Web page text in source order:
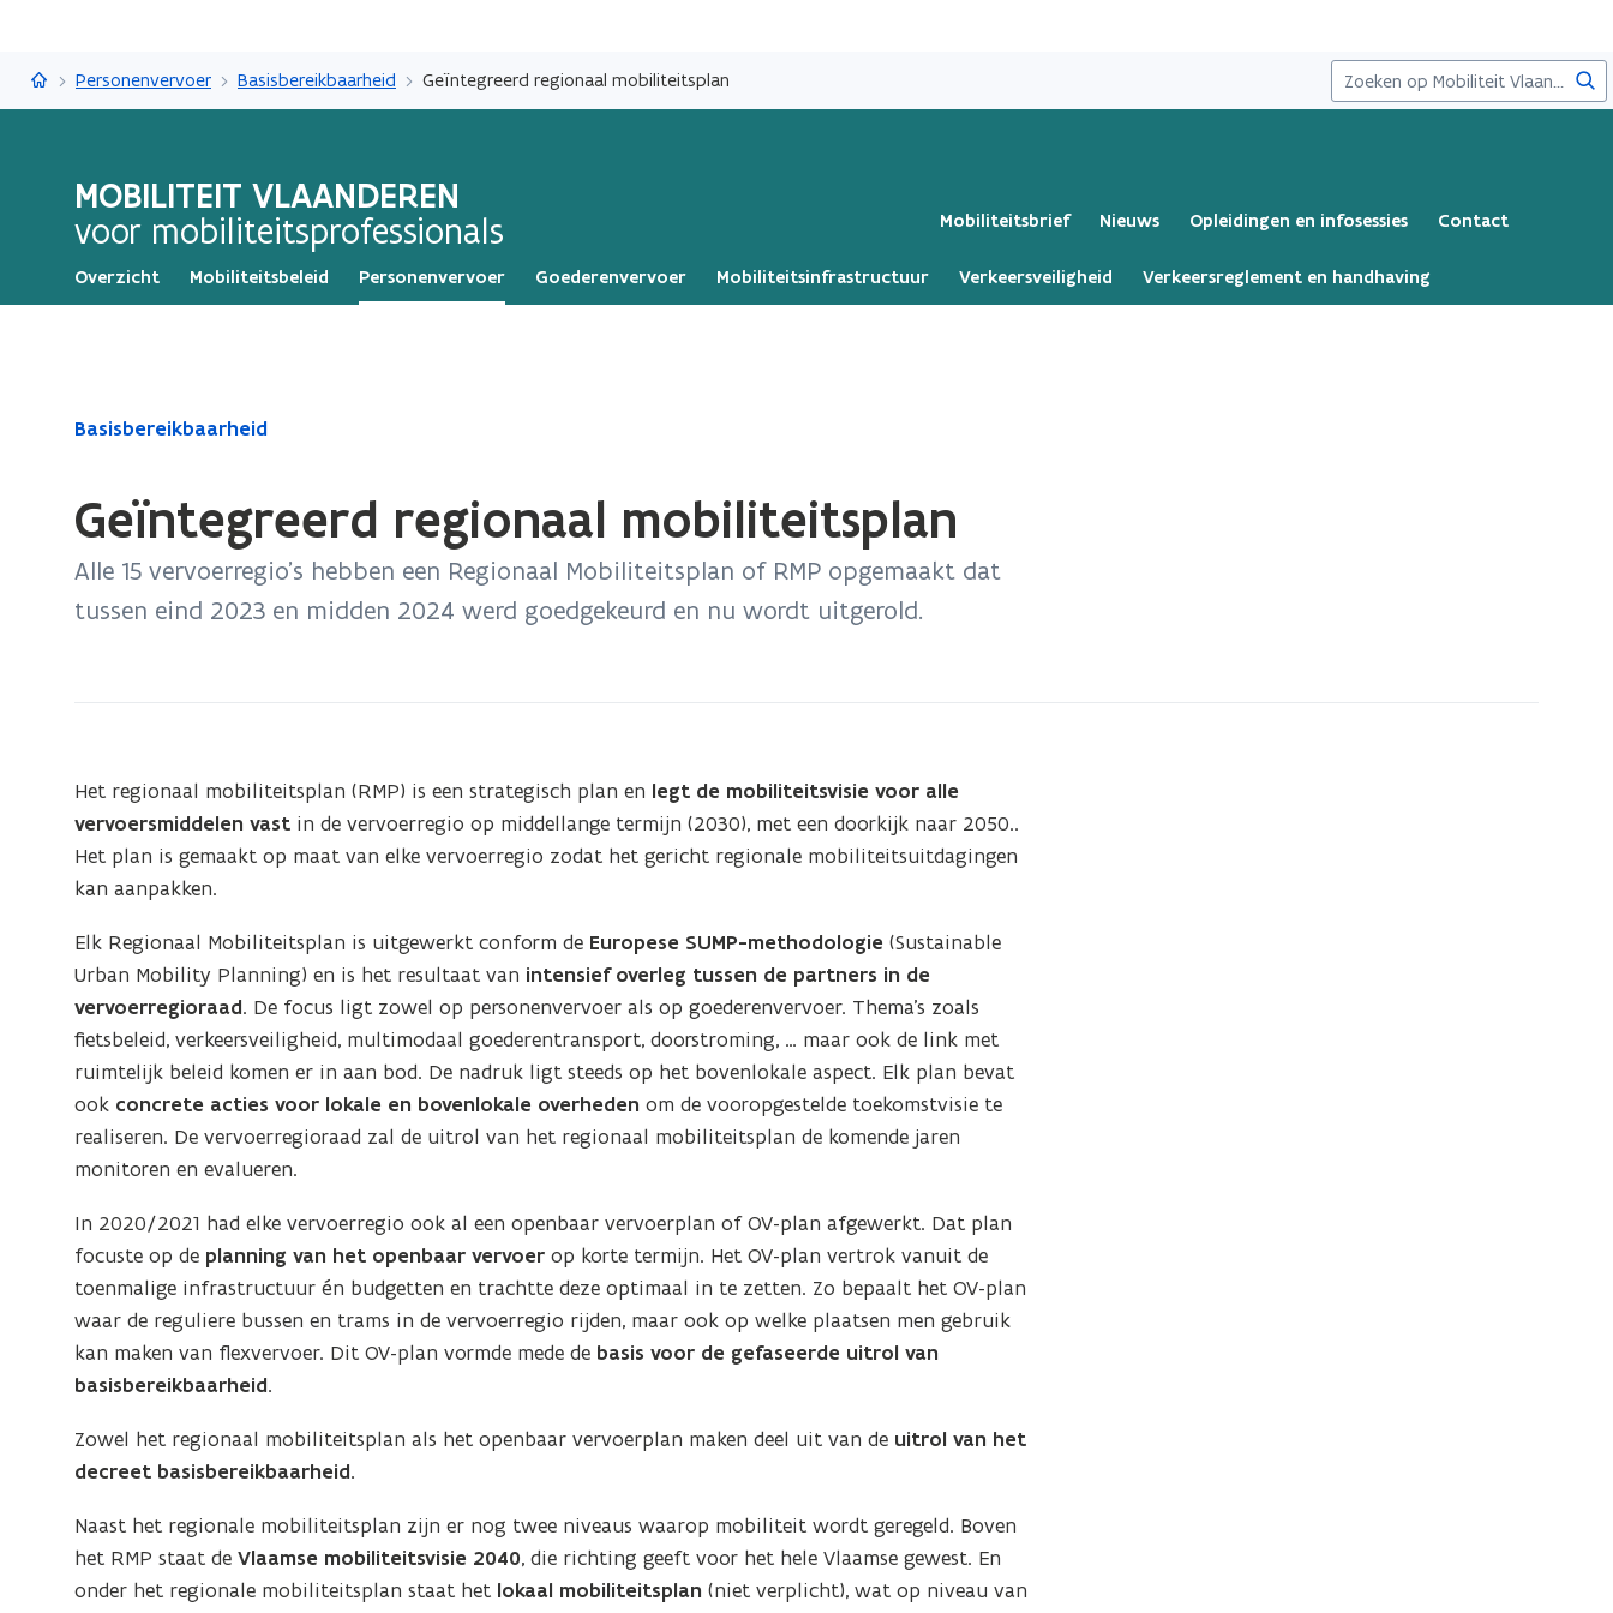
naar
Mobiliteit Vlaanderen
Personenvervoer Basisbereikbaarheid Geïntegreerd regionaal mobiliteitsplan
MOBILITEIT VLAANDEREN
voor mobiliteitsprofessionals Mobiliteitsbrief Nieuws Opleidingen en infosessies Contact
Overzicht Mobiliteitsbeleid Personenvervoer Goederenvervoer Mobiliteitsinfrastructuur Verkeersveiligheid Verkeersreglement en handhaving
Gedaan
bevindt
Basisbereikbaarheid
Geïntegreerd regionaal mobiliteitsplan
Alle 15 vervoerregio’s hebben een Regionaal Mobiliteitsplan of RMP opgemaakt dat
tussen eind 2023 en midden 2024 werd goedgekeurd en nu wordt uitgerold.
Het regionaal mobiliteitsplan (RMP) is een strategisch plan en legt de mobiliteitsvisie voor alle
vervoersmiddelen vast in de vervoerregio op middellange termijn (2030), met een doorkijk naar 2050..
Het plan is gemaakt op maat van elke vervoerregio zodat het gericht regionale mobiliteitsuitdagingen
kan aanpakken.
Elk Regionaal Mobiliteitsplan is uitgewerkt conform de Europese SUMP-methodologie (Sustainable
Urban Mobility Planning) en is het resultaat van intensief overleg tussen de partners in de
vervoerregioraad. De focus ligt zowel op personenvervoer als op goederenvervoer. Thema’s zoals
fietsbeleid, verkeersveiligheid, multimodaal goederentransport, doorstroming, … maar ook de link met
ruimtelijk beleid komen er in aan bod. De nadruk ligt steeds op het bovenlokale aspect. Elk plan bevat
ook concrete acties voor lokale en bovenlokale overhedenom de vooropgestelde toekomstvisie te
realiseren. De vervoerregioraad zal de uitrol van het regionaal mobiliteitsplan de komende jaren
monitoren en evalueren.
In 2020/2021 had elke vervoerregio ook al een openbaar vervoerplan of OV-plan afgewerkt. Dat plan
focuste op de planning van het openbaar vervoer op korte termijn. Het OV-plan vertrok vanuit de
toenmalige infrastructuur én budgetten en trachtte deze optimaal in te zetten. Zo bepaalt het OV-plan
waar de reguliere bussen en trams in de vervoerregio rijden, maar ook op welke plaatsen men gebruik
kan maken van flexvervoer. Dit OV-plan vormde mede de basis voor de gefaseerde uitrol van
basisbereikbaarheid.
Zowel het regionaal mobiliteitsplan als het openbaar vervoerplan maken deel uit van de uitrol van het
decreet basisbereikbaarheid.
Naast het regionale mobiliteitsplan zijn er nog twee niveaus waarop mobiliteit wordt geregeld. Boven
het RMP staat deVlaamse mobiliteitsvisie 2040, die richting geeft voor het hele Vlaamse gewest. En
onder het regionale mobiliteitsplan staat het lokaal mobiliteitsplan (niet verplicht), wat op niveau van